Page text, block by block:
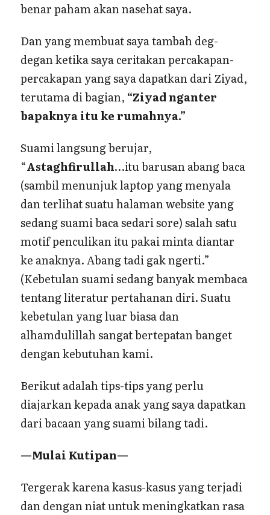
benar paham akan nasehat saya.
Dan yang membuat saya tambah deg-
degan ketika saya ceritakan percakapan-
percakapan yang saya dapatkan dari Ziyad,
terutama di bagian, “Ziyad nganter
bapaknya itu ke rumahnya.”
Suami langsung berujar,
“Astaghfirullah…itu barusan abang baca
(sambil menunjuk laptop yang menyala
dan terlihat suatu halaman website yang
sedang suami baca sedari sore) salah satu
motif penculikan itu pakai minta diantar
ke anaknya. Abang tadi gak ngerti.”
(Kebetulan suami sedang banyak membaca
tentang literatur pertahanan diri. Suatu
kebetulan yang luar biasa dan
alhamdulillah sangat bertepatan banget
dengan kebutuhan kami.
Berikut adalah tips-tips yang perlu
diajarkan kepada anak yang saya dapatkan
dari bacaan yang suami bilang tadi.
—Mulai Kutipan—
Tergerak karena kasus-kasus yang terjadi
dan dengan niat untuk meningkatkan rasa